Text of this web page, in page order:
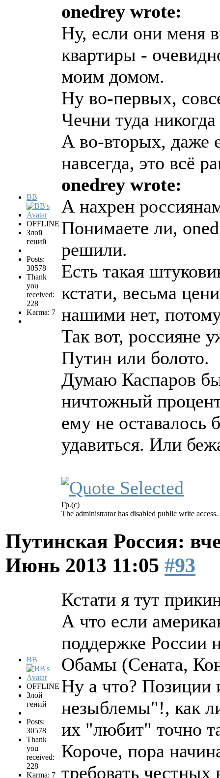
BB
OFFLINE
Злой
гений
Posts:
30578
Thank
you
received:
228
Karma: 7
onedrey wrote:
Ну, если они меня
квартиры -
моим домом.
Ну во-первых,
Чечни туда
А во-вторых, даже
навсегда, это всё
onedrey wrote:
А нахрен
Понимаете ли,
решили.
Есть такая
кстати, весьма
нашими нет,
Так вот, россияне
Путин или болото.
Думаю Каспаров
ничтожный
ему не оставалось
удавиться. Или
Гр.(с)
The administrator has disabled public write access.
Путинская Россия:
Июнь 2013 11:05 #93
BB
OFFLINE
Злой
гений
Posts:
30578
Thank
you
received:
228
Karma: 7
Кстати я тут
А что если
поддержке России
Обамы (Сената,
Ну а что? Позиции
незыблемы"!, как
их "любит" точно
Короче, пора
требовать